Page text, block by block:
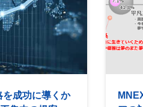
成功に導くか